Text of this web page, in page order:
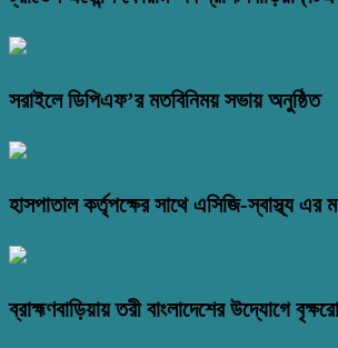
সরাইলে ডিপিএফ’র মতবিনিময় সভায় অনুষ্ঠিত
হাসপাতাল কর্তৃপক্ষের সাথে এসিজি-স্বাস্থ্য এর
ব্রাহ্মণবাড়িয়ায় তরী বাংলাদেশের উদ্যোগে